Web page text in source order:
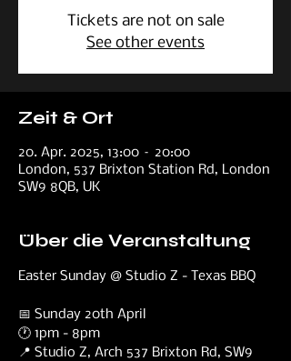
Tickets are not on sale
See other events
Zeit & Ort
20. Apr. 2025, 13:00 – 20:00
London, 537 Brixton Station Rd, London
SW9 8QB, UK
Über die Veranstaltung
Easter Sunday @ Studio Z - Texas BBQ
📅 Sunday 20th April
🕐 1pm - 8pm
📍 Studio Z, Arch 537 Brixton Rd, SW9